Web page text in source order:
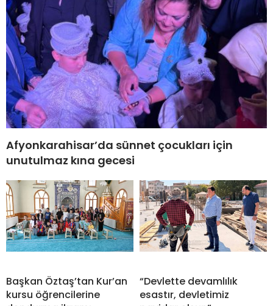
Afyonkarahisar’da sünnet çocukları için
unutulmaz kına gecesi
Başkan Öztaş’tan Kur’an
kursu öğrencilerine
“Devlette devamlılık
esastır, devletimiz